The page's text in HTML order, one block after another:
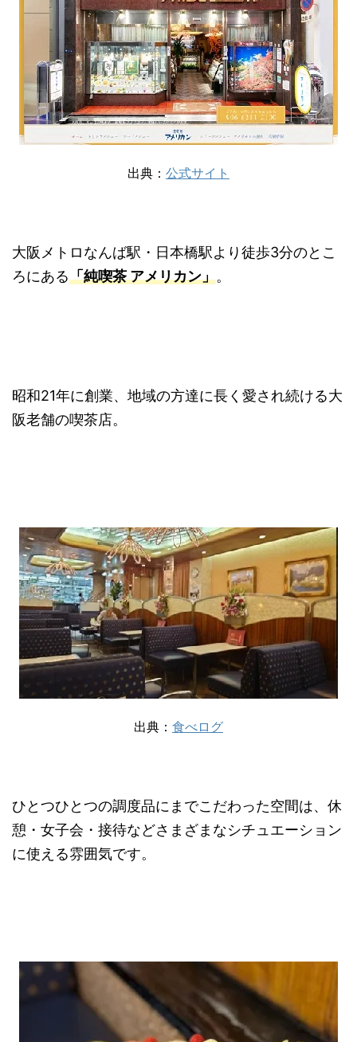
出典： 公式サイト
大阪メトロなんば駅・日本橋駅より徒歩3分のとこ
ろにある「純喫茶 アメリカン」。
昭和21年に創業、地域の方達に長く愛され続ける大
阪老舗の喫茶店。
出典： 食べログ
ひとつひとつの調度品にまでこだわった空間は、休
憩・女子会・接待などさまざまなシチュエーション
に使える雰囲気です。